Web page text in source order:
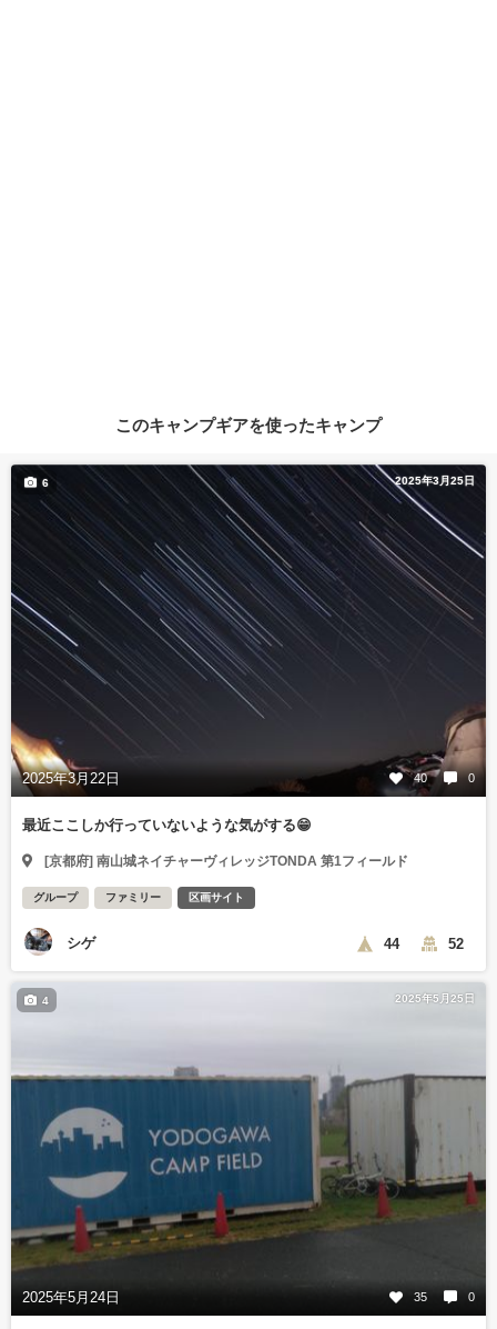
このキャンプギアを使ったキャンプ
2025年3月25日
2025年3月22日 40 0
6
最近ここしか行っていないような気がする😁
[京都府] 南山城ネイチャーヴィレッジTONDA 第1フィールド
グループ ファミリー 区画サイト
シゲ 44 52
2025年5月25日
2025年5月24日 35 0
4